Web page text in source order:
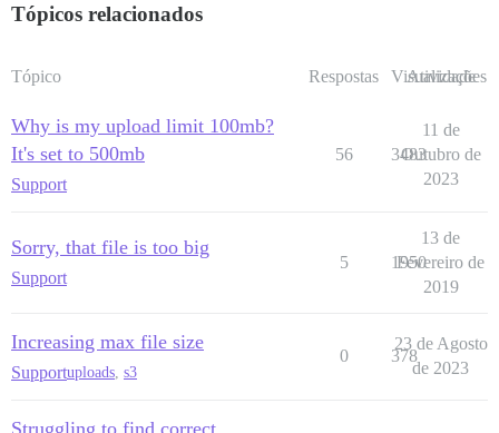
Tópicos relacionados
Tópico Respostas Visualizações
Atividade
Why is my upload limit 100mb?
It's set to 500mb
Support
56 3483
11 de
Outubro de
2023
Sorry, that file is too big
Support
5 1950
13 de
Fevereiro de
2019
Increasing max file size
Supportuploads, s3
0 378
23 de Agosto
de 2023
Struggling to find correct